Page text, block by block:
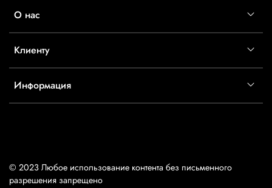
О нас
Клиенту
Информация
© 2023 Любое использование контента без письменного
разрешения запрещено